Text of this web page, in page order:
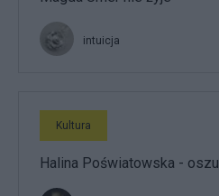
intuicja
Kultura
Halina Poświatowska -